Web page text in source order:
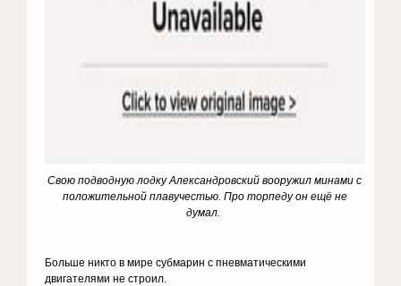
Свою подводную лодку Александровский вооружил минами с
положительной плавучестью. Про торпеду он ещё не
думал.
Больше никто в мире субмарин с пневматическими
двигателями не строил.